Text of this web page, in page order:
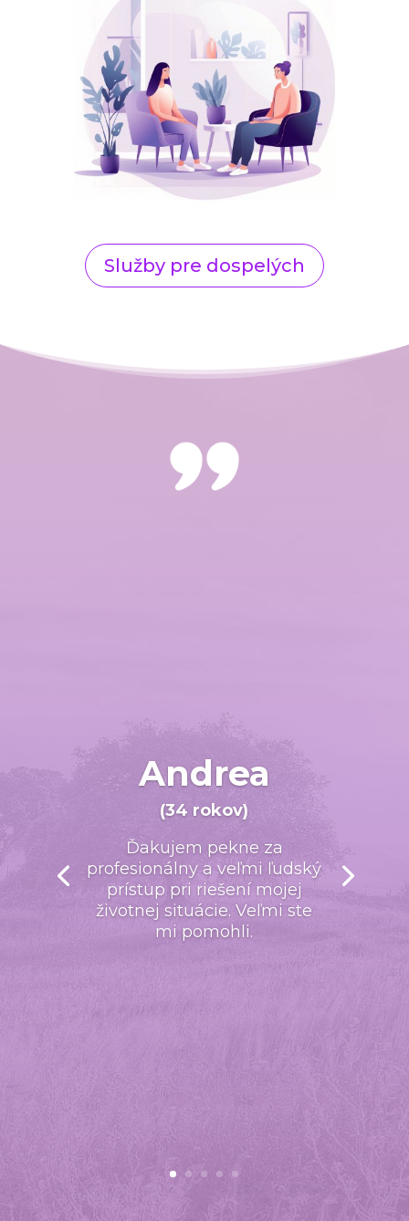
Služby pre dospelých
Andrea
(34 rokov)
Ďakujem pekne za
profesionálny a veľmi ľudský
prístup pri riešení mojej
životnej situácie. Veľmi ste
mi pomohli.